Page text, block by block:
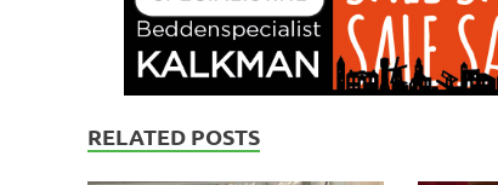
RELATED POSTS